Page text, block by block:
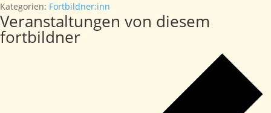
Kategorien: Fortbildner:inn
Veranstaltungen von diesem
fortbildner